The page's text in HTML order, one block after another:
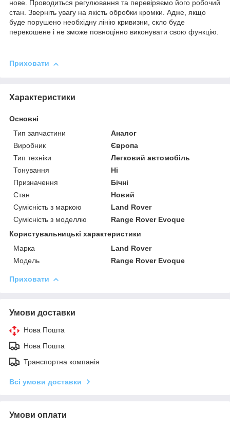
нове. Проводиться регулювання та перевіряємо його робочий
стан. Зверніть увагу на якість обробки кромки. Адже, якщо
буде порушено необхідну лінію кривизни, скло буде
перекошене і не зможе повноцінно виконувати свою функцію.
Приховати
Характеристики
Основні
Тип запчастини
Аналог
Виробник
Європа
Тип техніки
Легковий автомобіль
Тонування
Ні
Призначення
Бічні
Стан
Новий
Сумісність з маркою
Land Rover
Сумісність з моделлю
Range Rover Evoque
Користувальницькі характеристики
Марка
Land Rover
Модель
Range Rover Evoque
Приховати
Умови доставки
Нова Пошта
Нова Пошта
Транспортна компанія
Всі умови доставки
Умови оплати